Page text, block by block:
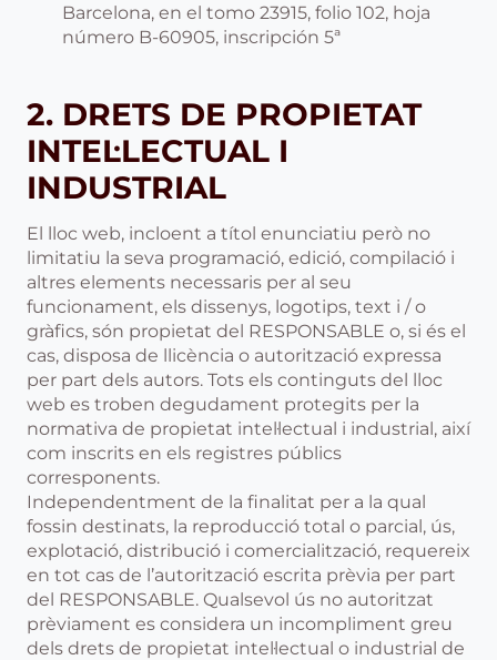
Barcelona, en el tomo 23915, folio 102, hoja
número B-60905, inscripción 5ª
2. DRETS DE PROPIETAT
INTEL·LECTUAL I
INDUSTRIAL
El lloc web, incloent a títol enunciatiu però no
limitatiu la seva programació, edició, compilació i
altres elements necessaris per al seu
funcionament, els dissenys, logotips, text i / o
gràfics, són propietat del RESPONSABLE o, si és el
cas, disposa de llicència o autorització expressa
per part dels autors. Tots els continguts del lloc
web es troben degudament protegits per la
normativa de propietat intel·lectual i industrial, així
com inscrits en els registres públics
corresponents.
Independentment de la finalitat per a la qual
fossin destinats, la reproducció total o parcial, ús,
explotació, distribució i comercialització, requereix
en tot cas de l’autorització escrita prèvia per part
del RESPONSABLE. Qualsevol ús no autoritzat
prèviament es considera un incompliment greu
dels drets de propietat intel·lectual o industrial de